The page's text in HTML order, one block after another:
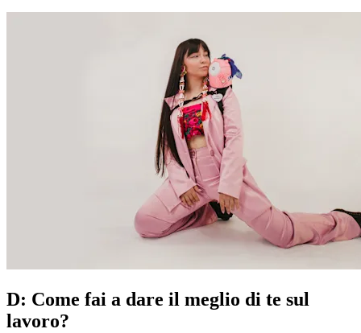
D: Come fai a dare il meglio di te sul
lavoro?